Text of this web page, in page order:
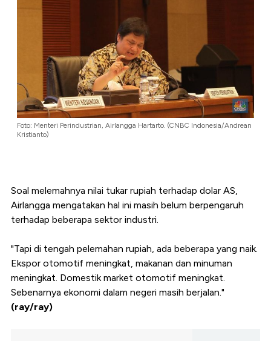
Foto: Menteri Perindustrian, Airlangga Hartarto. (CNBC Indonesia/Andrean
Kristianto)
Soal melemahnya nilai tukar rupiah terhadap dolar AS,
Airlangga mengatakan hal ini masih belum berpengaruh
terhadap beberapa sektor industri.
"Tapi di tengah pelemahan rupiah, ada beberapa yang naik.
Ekspor otomotif meningkat, makanan dan minuman
meningkat. Domestik market otomotif meningkat.
Sebenarnya ekonomi dalam negeri masih berjalan."
(ray/ray)